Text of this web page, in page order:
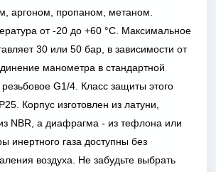
аргоном, пропаном, метаном.
от -20 до +60 °C. Максимальное
30 или 50 бар, в зависимости от
манометра в стандартной
G1/4. Класс защиты этого
Корпус изготовлен из латуни,
NBR, а диафрагма - из тефлона или
инертного газа доступны без
воздуха. Не забудьте выбрать